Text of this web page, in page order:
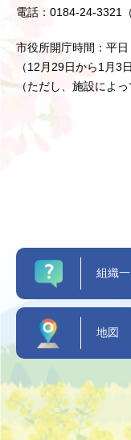
電話：0184-24-3321（
市役所開庁時間：平
（12月29日から1月3
（ただし、施設によっ
組織
地図